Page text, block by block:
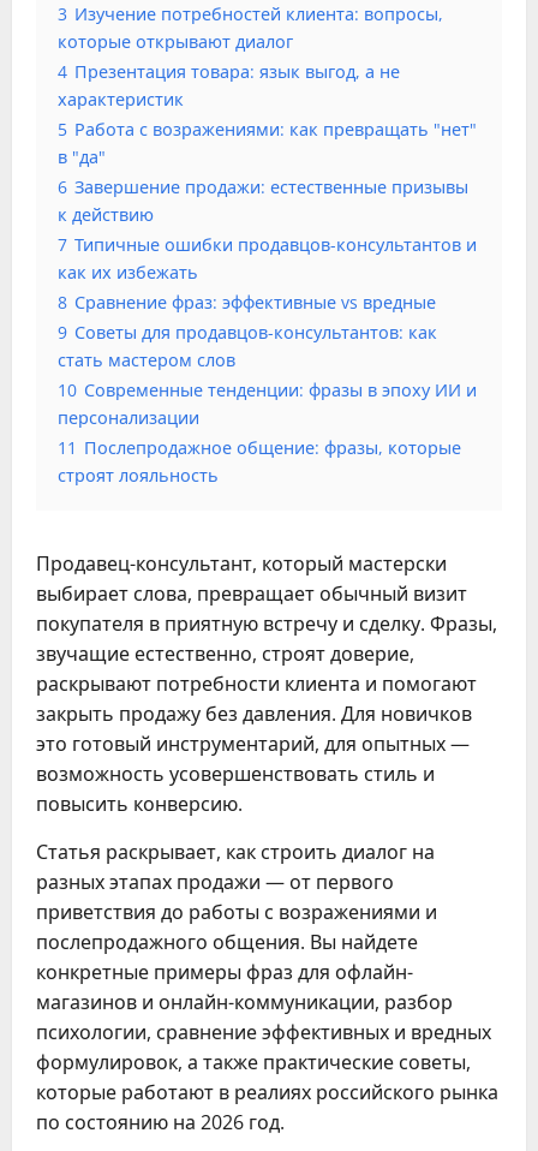
3 Изучение потребностей клиента: вопросы,
которые открывают диалог
4 Презентация товара: язык выгод, а не
характеристик
5 Работа с возражениями: как превращать "нет"
в "да"
6 Завершение продажи: естественные призывы
к действию
7 Типичные ошибки продавцов-консультантов и
как их избежать
8 Сравнение фраз: эффективные vs вредные
9 Советы для продавцов-консультантов: как
стать мастером слов
10 Современные тенденции: фразы в эпоху ИИ и
персонализации
11 Послепродажное общение: фразы, которые
строят лояльность
Продавец-консультант, который мастерски
выбирает слова, превращает обычный визит
покупателя в приятную встречу и сделку. Фразы,
звучащие естественно, строят доверие,
раскрывают потребности клиента и помогают
закрыть продажу без давления. Для новичков
это готовый инструментарий, для опытных —
возможность усовершенствовать стиль и
повысить конверсию.
Статья раскрывает, как строить диалог на
разных этапах продажи — от первого
приветствия до работы с возражениями и
послепродажного общения. Вы найдете
конкретные примеры фраз для офлайн-
магазинов и онлайн-коммуникации, разбор
психологии, сравнение эффективных и вредных
формулировок, а также практические советы,
которые работают в реалиях российского рынка
по состоянию на 2026 год.